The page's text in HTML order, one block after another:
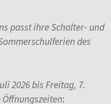
passt ihre Schalter- und
des
2026 bis Freitag, 7.
: